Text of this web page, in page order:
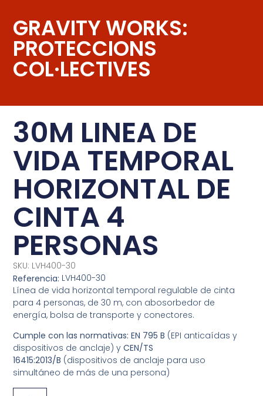
GRAVITY WORKS:
PROTECCIONS
COL·LECTIVES
30M LINEA DE
VIDA TEMPORAL
HORIZONTAL DE
CINTA 4
PERSONAS
SKU: LVH400-30
Referencia: LVH400-30
Línea de vida horizontal temporal regulable de cinta
para 4 personas, de 30 m, con abosorbedor de
energía, bolsa de transporte y conectores.
Cumple con las normativas:EN 795 B (EPI anticaídas y
dispositivos de anclaje) y CEN/TS
16415:2013/B (dispositivos de anclaje para uso
simultáneo de más de una persona)